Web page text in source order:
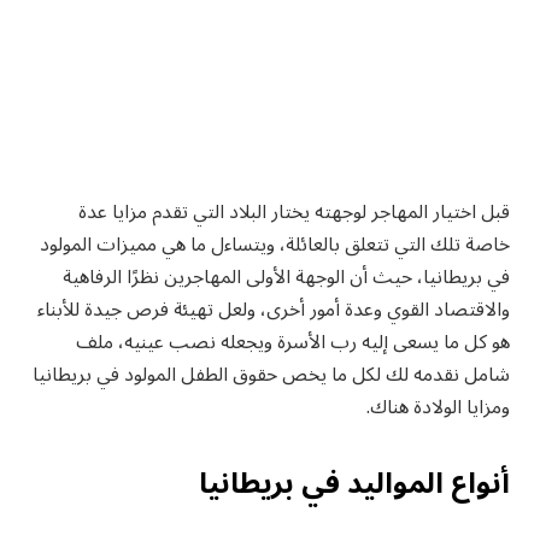
قبل اختيار المهاجر لوجهته يختار البلاد التي تقدم مزايا عدة
خاصة تلك التي تتعلق بالعائلة، ويتساءل ما هي مميزات المولود
في بريطانيا، حيث أن الوجهة الأولى المهاجرين نظرًا الرفاهية
والاقتصاد القوي وعدة أمور أخرى، ولعل تهيئة فرص جيدة للأبناء
هو كل ما يسعى إليه رب الأسرة ويجعله نصب عينيه، ملف
شامل نقدمه لك لكل ما يخص حقوق الطفل المولود في بريطانيا
ومزايا الولادة هناك.
أنواع المواليد في بريطانيا